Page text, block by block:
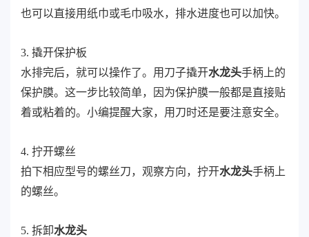
也可以直接用纸巾或毛巾吸水，排水进度也可以加快。
3. 撬开保护板
水排完后，就可以操作了。用刀子撬开水龙头手柄上的
保护膜。这一步比较简单，因为保护膜一般都是直接贴
着或粘着的。小编提醒大家，用刀时还是要注意安全。
4. 拧开螺丝
拍下相应型号的螺丝刀，观察方向，拧开水龙头手柄上
的螺丝。
5. 拆卸水龙头